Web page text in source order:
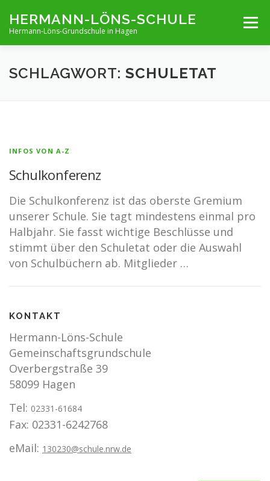
Inhalt
springen
HERMANN-LÖNS-SCHULE
Hermann-Löns-Grundschule in Hagen
Menü
TERMINE UNSERE SCHULE INFOS VON A-Z
SCHLAGWORT: SCHULETAT
INFOS VON A-Z
Schulkonferenz
Die Schulkonferenz ist das oberste Gremium
unserer Schule. Sie tagt mindestens einmal pro
Halbjahr. Sie fasst wichtige Beschlüsse und
stimmt über den Schuletat oder die Auswahl
von Schulbüchern ab. Mitglieder …
KONTAKT
Hermann-Löns-Schule
Gemeinschaftsgrundschule
Overbergstraße 39
58099 Hagen
Tel: 02331-61684
Fax: 02331-6242768
eMail: 130230@schule.nrw.de